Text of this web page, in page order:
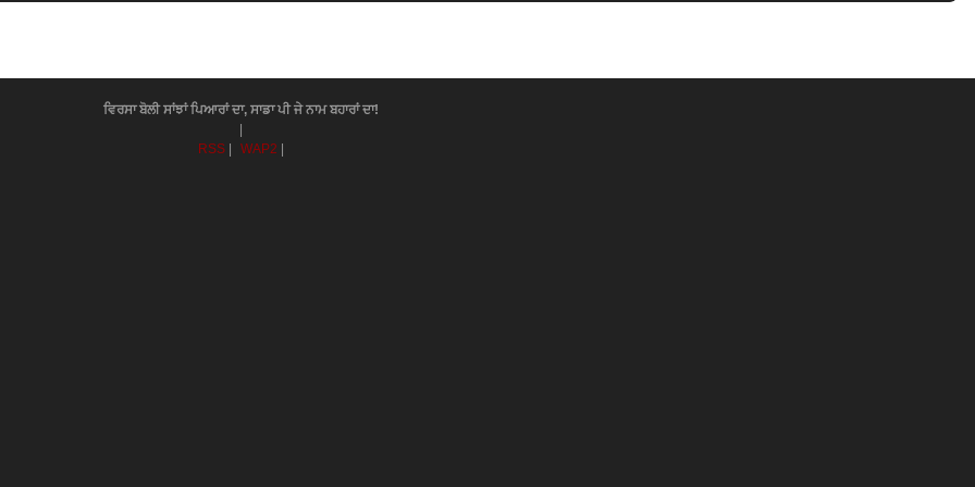
ਵਿਰਸਾ ਬੋਲੀ ਸਾਂਝਾਂ ਪਿਆਰਾਂ ਦਾ, ਸਾਡਾ ਪੀ ਜੇ ਨਾਮ ਬਹਾਰਾਂ ਦਾ!
RSS
WAP2